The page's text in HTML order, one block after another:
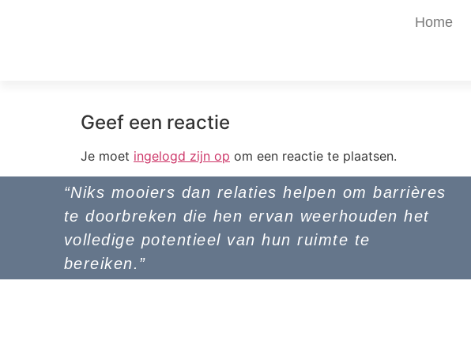
Home
Geef een reactie
Je moet ingelogd zijn op om een reactie te plaatsen.
“Niks mooiers dan relaties helpen om barrières
te doorbreken die hen ervan weerhouden het
volledige potentieel van hun ruimte te
bereiken.”